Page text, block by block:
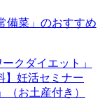
備菜」のおすすめ
クダイエット」
】妊活セミナー
（お土産付き）